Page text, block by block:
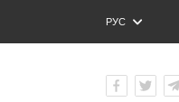
РУС
ENG